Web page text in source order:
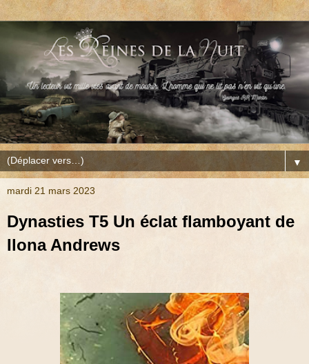
▼
mardi 21 mars 2023
Dynasties T5 Un éclat flamboyant de
Ilona Andrews